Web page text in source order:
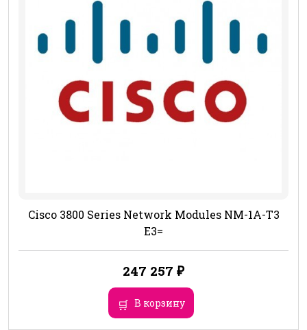
Cisco 3800 Series Network Modules NM-1A-T3
E3=
247 257 ₽
В корзину